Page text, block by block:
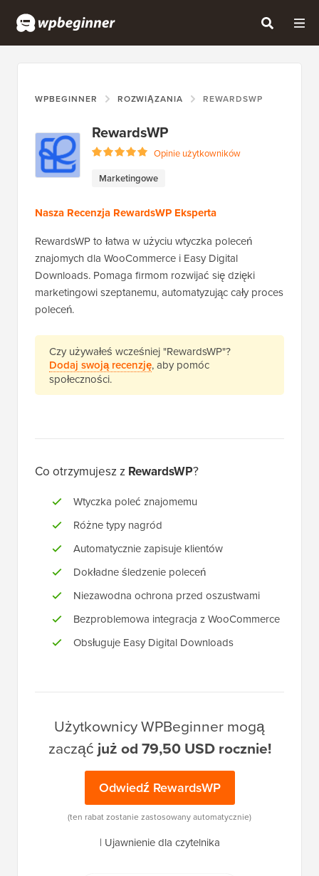
WPBEGINNER ROZWIĄZANIA REWARDSWP
RewardsWP
Opinie użytkowników
Marketingowe
Nasza Recenzja RewardsWP Eksperta
RewardsWP to łatwa w użyciu wtyczka poleceń
znajomych dla WooCommerce i Easy Digital
Downloads. Pomaga firmom rozwijać się dzięki
marketingowi szeptanemu, automatyzując cały proces
poleceń.
Czy używałeś wcześniej "RewardsWP"?
Dodaj swoją recenzję, aby pomóc
społeczności.
Co otrzymujesz z RewardsWP?
Wtyczka poleć znajomemu
Różne typy nagród
Automatycznie zapisuje klientów
Dokładne śledzenie poleceń
Niezawodna ochrona przed oszustwami
Bezproblemowa integracja z WooCommerce
Obsługuje Easy Digital Downloads
Użytkownicy WPBeginner mogą
zacząć już od 79,50 USD rocznie!
Odwiedź RewardsWP
(ten rabat zostanie zastosowany automatycznie)
| Ujawnienie dla czytelnika